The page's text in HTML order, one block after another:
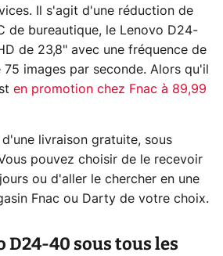
Il s'agit d'une réduction de
de bureautique, le Lenovo D24-
de 23,8" avec une fréquence de
images par seconde. Alors qu'il
en promotion chez Fnac à 89,99
livraison gratuite, sous
pouvez choisir de le recevoir
ou d'aller le chercher en une
Fnac ou Darty de votre choix.
D24-40 sous tous les